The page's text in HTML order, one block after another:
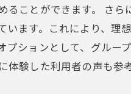
ることができます。 さ
います。これにより、理
プションとして、グルー
体験した利用者の声も参